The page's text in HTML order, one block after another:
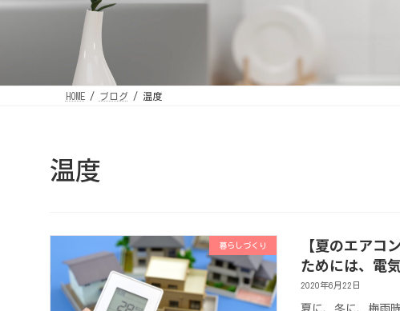
HOME ブログ 温度
温度
暮らしづくり
【夏のエアコ
ためには、電
2020年6月22日
夏に、冬に、梅雨